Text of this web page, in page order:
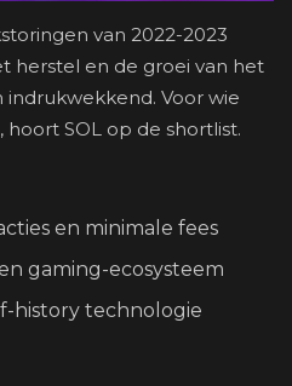
van 2022-2023
herstel en de groei van het
indrukwekkend. Voor wie
SOL op de shortlist.
en minimale fees
gaming-ecosysteem
history technologie